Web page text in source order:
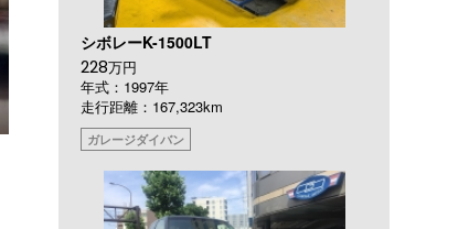
シボレーK-1500LT
228万円
年式：1997年
走行距離：167,323km
ガレージダイバン